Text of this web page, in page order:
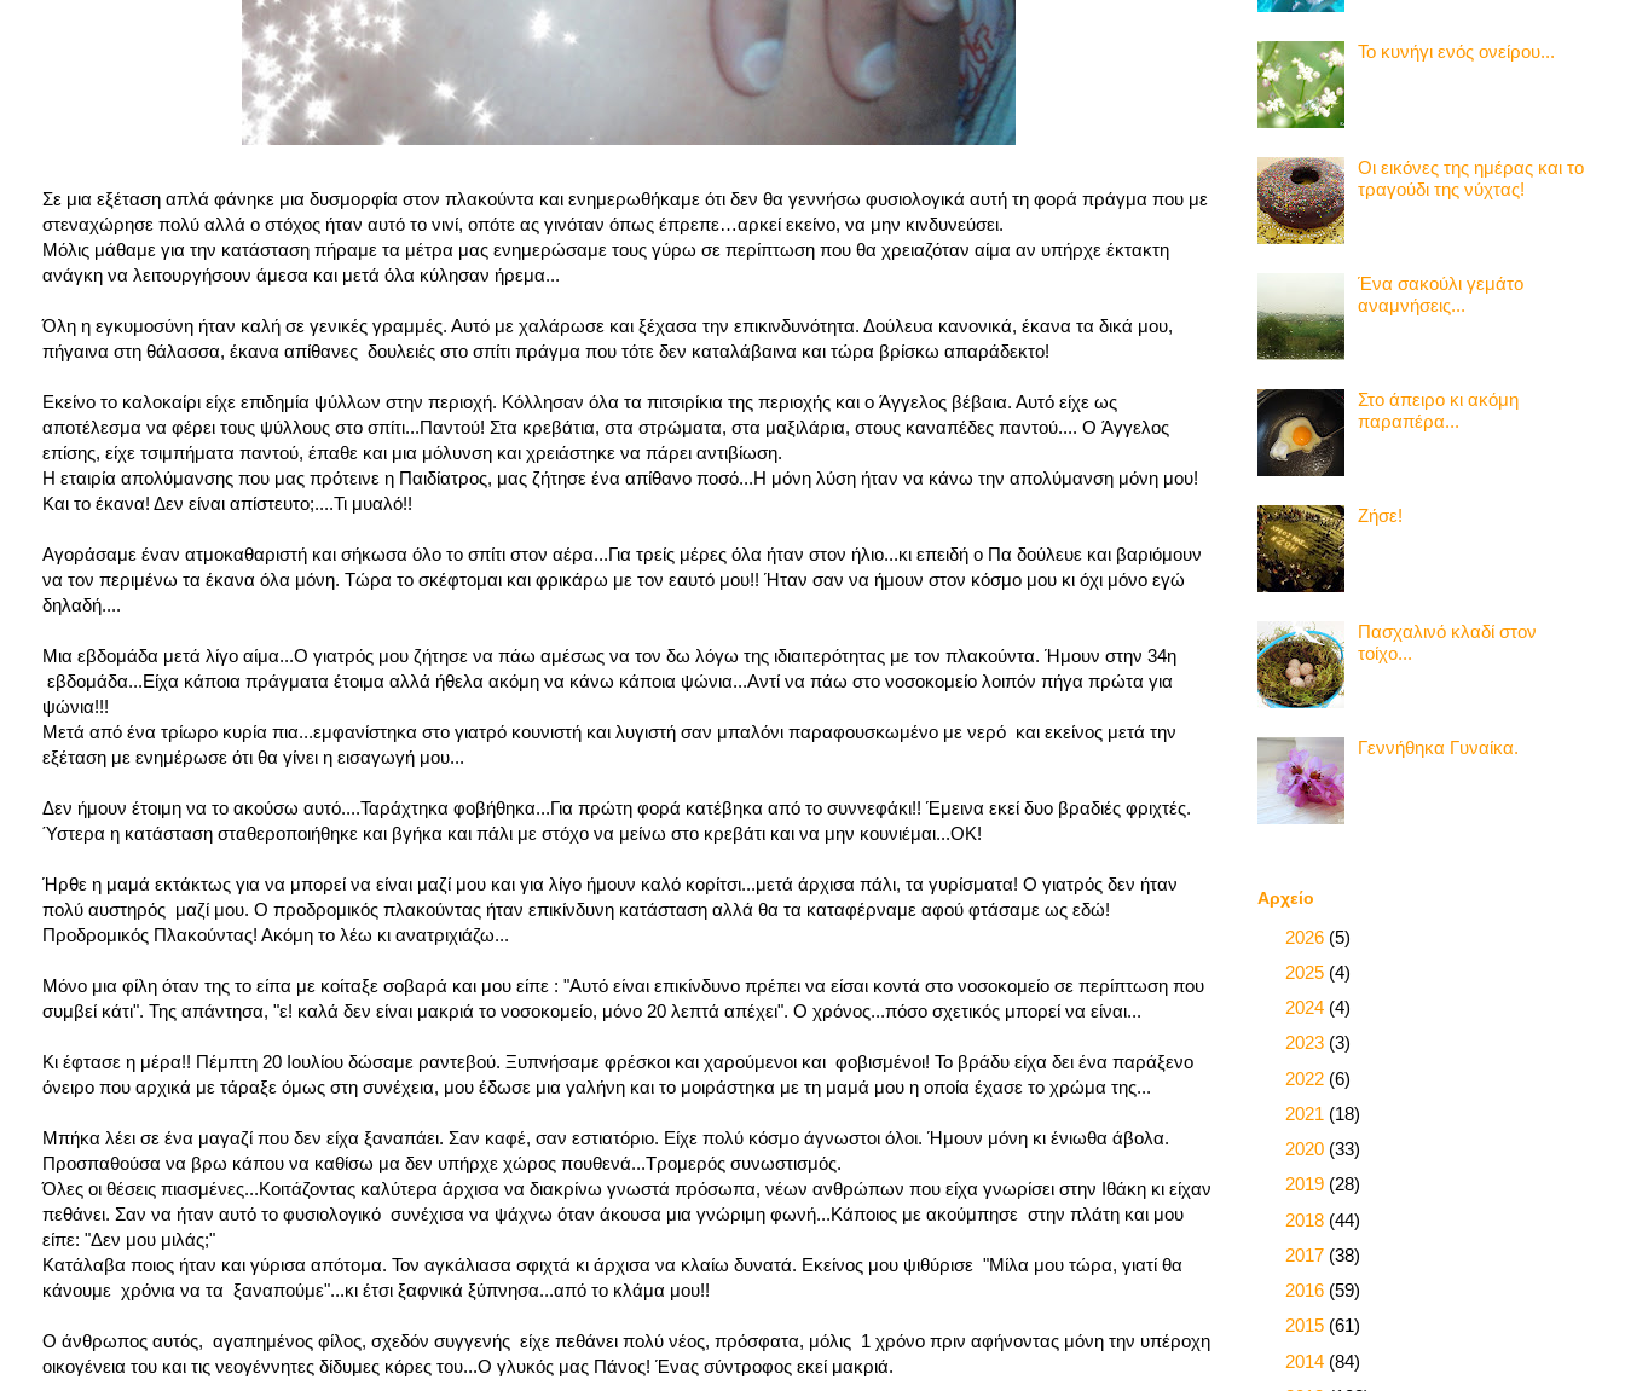
Σε μια εξέταση απλά φάνηκε μια δυσμορφία στον πλακούντα και ενημερωθήκαμε ότι δεν θα γεννήσω φυσιολογικά αυτή τη φορά πράγμα που με
στεναχώρησε πολύ αλλά ο στόχος ήταν αυτό το νινί, οπότε ας γινόταν όπως έπρεπε…αρκεί εκείνο, να μην κινδυνεύσει.
Μόλις μάθαμε για την κατάσταση πήραμε τα μέτρα μας ενημερώσαμε τους γύρω σε περίπτωση που θα χρειαζόταν αίμα αν υπήρχε έκτακτη
ανάγκη να λειτουργήσουν άμεσα και μετά όλα κύλησαν ήρεμα...
Όλη η εγκυμοσύνη ήταν καλή σε γενικές γραμμές. Αυτό με χαλάρωσε και ξέχασα την επικινδυνότητα. Δούλευα κανονικά, έκανα τα δικά μου,
πήγαινα στη θάλασσα, έκανα απίθανες δουλειές στο σπίτι πράγμα που τότε δεν καταλάβαινα και τώρα βρίσκω απαράδεκτο!
Εκείνο το καλοκαίρι είχε επιδημία ψύλλων στην περιοχή. Κόλλησαν όλα τα πιτσιρίκια της περιοχής και ο Άγγελος βέβαια. Αυτό είχε ως
αποτέλεσμα να φέρει τους ψύλλους στο σπίτι...Παντού! Στα κρεβάτια, στα στρώματα, στα μαξιλάρια, στους καναπέδες παντού.... Ο Άγγελος
επίσης, είχε τσιμπήματα παντού, έπαθε και μια μόλυνση και χρειάστηκε να πάρει αντιβίωση.
Η εταιρία απολύμανσης που μας πρότεινε η Παιδίατρος, μας ζήτησε ένα απίθανο ποσό...Η μόνη λύση ήταν να κάνω την απολύμανση μόνη μου!
Και το έκανα! Δεν είναι απίστευτο;....Τι μυαλό!!
Αγοράσαμε έναν ατμοκαθαριστή και σήκωσα όλο το σπίτι στον αέρα...Για τρείς μέρες όλα ήταν στον ήλιο...κι επειδή ο Πα δούλευε και βαριόμουν
να τον περιμένω τα έκανα όλα μόνη. Τώρα το σκέφτομαι και φρικάρω με τον εαυτό μου!! Ήταν σαν να ήμουν στον κόσμο μου κι όχι μόνο εγώ
δηλαδή....
Μια εβδομάδα μετά λίγο αίμα...Ο γιατρός μου ζήτησε να πάω αμέσως να τον δω λόγω της ιδιαιτερότητας με τον πλακούντα. Ήμουν στην 34η
εβδομάδα...Είχα κάποια πράγματα έτοιμα αλλά ήθελα ακόμη να κάνω κάποια ψώνια...Αντί να πάω στο νοσοκομείο λοιπόν πήγα πρώτα για
ψώνια!!!
Μετά από ένα τρίωρο κυρία πια...εμφανίστηκα στο γιατρό κουνιστή και λυγιστή σαν μπαλόνι παραφουσκωμένο με νερό και εκείνος μετά την
εξέταση με ενημέρωσε ότι θα γίνει η εισαγωγή μου...
Δεν ήμουν έτοιμη να το ακούσω αυτό....Ταράχτηκα φοβήθηκα...Για πρώτη φορά κατέβηκα από το συννεφάκι!! Έμεινα εκεί δυο βραδιές φριχτές.
Ύστερα η κατάσταση σταθεροποιήθηκε και βγήκα και πάλι με στόχο να μείνω στο κρεβάτι και να μην κουνιέμαι...ΟΚ!
Ήρθε η μαμά εκτάκτως για να μπορεί να είναι μαζί μου και για λίγο ήμουν καλό κορίτσι...μετά άρχισα πάλι, τα γυρίσματα! Ο γιατρός δεν ήταν
πολύ αυστηρός μαζί μου. Ο προδρομικός πλακούντας ήταν επικίνδυνη κατάσταση αλλά θα τα καταφέρναμε αφού φτάσαμε ως εδώ!
Προδρομικός Πλακούντας! Ακόμη το λέω κι ανατριχιάζω...
Μόνο μια φίλη όταν της το είπα με κοίταξε σοβαρά και μου είπε : "Αυτό είναι επικίνδυνο πρέπει να είσαι κοντά στο νοσοκομείο σε περίπτωση που
συμβεί κάτι". Της απάντησα, "ε! καλά δεν είναι μακριά το νοσοκομείο, μόνο 20 λεπτά απέχει". Ο χρόνος...πόσο σχετικός μπορεί να είναι...
Κι έφτασε η μέρα!! Πέμπτη 20 Ιουλίου δώσαμε ραντεβού. Ξυπνήσαμε φρέσκοι και χαρούμενοι και φοβισμένοι! Το βράδυ είχα δει ένα παράξενο
όνειρο που αρχικά με τάραξε όμως στη συνέχεια, μου έδωσε μια γαλήνη και το μοιράστηκα με τη μαμά μου η οποία έχασε το χρώμα της...
Μπήκα λέει σε ένα μαγαζί που δεν είχα ξαναπάει. Σαν καφέ, σαν εστιατόριο. Είχε πολύ κόσμο άγνωστοι όλοι. Ήμουν μόνη κι ένιωθα άβολα.
Προσπαθούσα να βρω κάπου να καθίσω μα δεν υπήρχε χώρος πουθενά...Τρομερός συνωστισμός.
Όλες οι θέσεις πιασμένες...Κοιτάζοντας καλύτερα άρχισα να διακρίνω γνωστά πρόσωπα, νέων ανθρώπων που είχα γνωρίσει στην Ιθάκη κι είχαν
πεθάνει. Σαν να ήταν αυτό το φυσιολογικό συνέχισα να ψάχνω όταν άκουσα μια γνώριμη φωνή...Κάποιος με ακούμπησε στην πλάτη και μου
είπε: "Δεν μου μιλάς;"
Κατάλαβα ποιος ήταν και γύρισα απότομα. Τον αγκάλιασα σφιχτά κι άρχισα να κλαίω δυνατά. Εκείνος μου ψιθύρισε "Μίλα μου τώρα, γιατί θα
κάνουμε χρόνια να τα ξαναπούμε"...κι έτσι ξαφνικά ξύπνησα...από το κλάμα μου!!
Ο άνθρωπος αυτός, αγαπημένος φίλος, σχεδόν συγγενής είχε πεθάνει πολύ νέος, πρόσφατα, μόλις 1 χρόνο πριν αφήνοντας μόνη την υπέροχη
οικογένεια του και τις νεογέννητες δίδυμες κόρες του...Ο γλυκός μας Πάνος! Ένας σύντροφος εκεί μακριά.
Το κυνήγι ενός ονείρου...
Οι εικόνες της ημέρας και το
τραγούδι της νύχτας!
Ένα σακούλι γεμάτο
αναμνήσεις...
Στο άπειρο κι ακόμη
παραπέρα...
Ζήσε!
Πασχαλινό κλαδί στον
τοίχο...
Γεννήθηκα Γυναίκα.
Αρχείο
2026 (5)
2025 (4)
2024 (4)
2023 (3)
2022 (6)
2021 (18)
2020 (33)
2019 (28)
2018 (44)
2017 (38)
2016 (59)
2015 (61)
2014 (84)